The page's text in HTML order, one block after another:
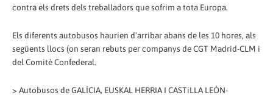
contra els drets dels treballadors que sofrim a tota Europa.
Els diferents autobusos haurien d'arribar abans de les 10 hores, als
següents llocs (on seran rebuts per companys de CGT Madrid-CLM i
del Comitè Confederal.
> Autobusos de GALÍCIA, EUSKAL HERRIA I CASTiLLA LEÓN-